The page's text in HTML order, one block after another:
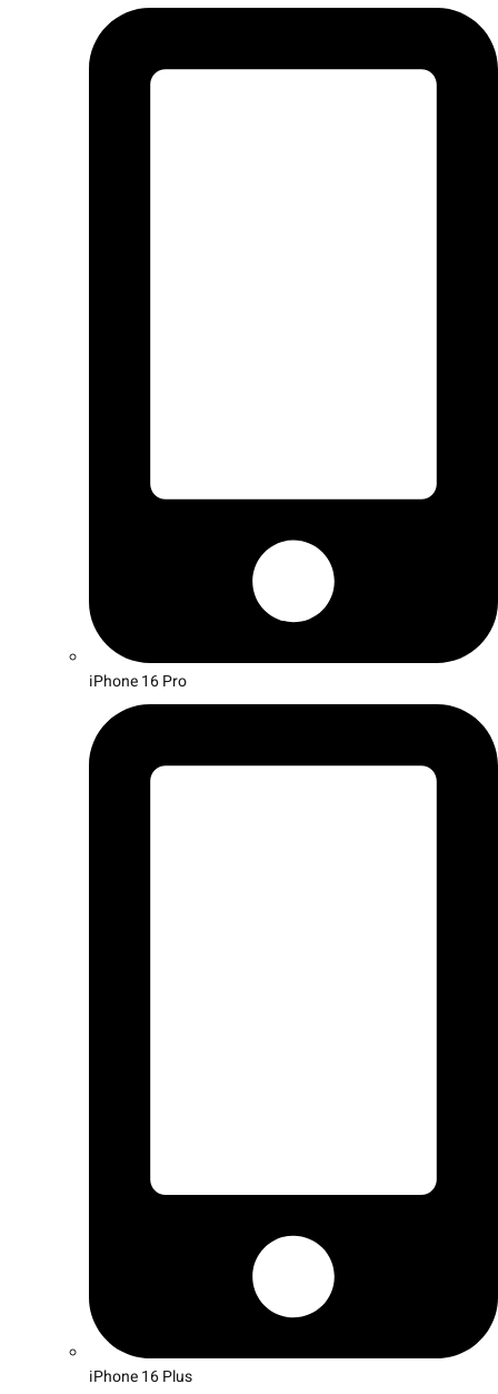
iPhone 16 Pro
iPhone 16 Plus